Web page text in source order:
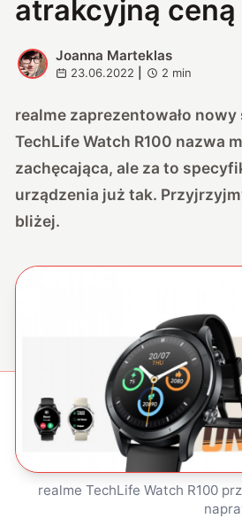
atrakcyjną ceną
J
Joanna Marteklas
23.06.2022 2 min
realme zaprezentowało
TechLife Watch R100 nazwa
zachęcająca, ale za to
urządzenia już tak.
bliżej.
realme TechLife Watch R100